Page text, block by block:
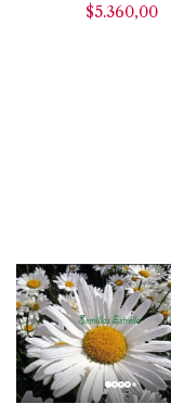
$5.360,00